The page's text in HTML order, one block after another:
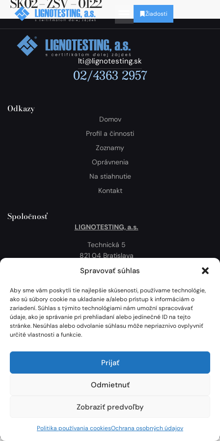
Spravovať súhlas
Aby sme vám poskytli tie najlepšie skúsenosti, používame technológie,
ako sú súbory cookie na ukladanie a/alebo prístup k informáciám o
zariadení. Súhlas s týmito technológiami nám umožní spracovávať
údaje, ako je správanie pri prehliadaní alebo jedinečné ID na tejto
stránke. Nesúhlas alebo odvolanie súhlasu môže nepriaznivo ovplyvniť
určité vlastnosti a funkcie.
Prijať
Odmietnuť
Zobraziť predvoľby
Politika používania cookiesOchrana osobných údajov
Žiadosti
lti@lignotesting.sk
02/4363 2957
Odkazy
Domov
Profil a činnosti
Zoznamy
Oprávnenia
Na stiahnutie
Kontakt
Spoločnosť
LIGNOTESTING, a.s.
Technická 5
821 04 Bratislava
Slovenská republika
Politika používania cookies
Mapa
Lignotesting, a. s. © 2024 | Všetky práva vyhradené. | Vytvoril: Marek Heinfarth.